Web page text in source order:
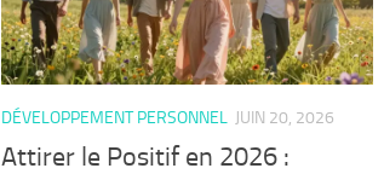
DÉVELOPPEMENT PERSONNEL JUIN 20, 2026
Attirer le Positif en 2026 :